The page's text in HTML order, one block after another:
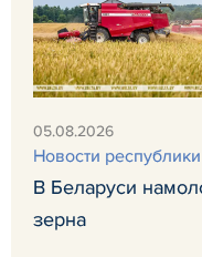
05.08.2026
Новости республики
В Беларуси
зерна